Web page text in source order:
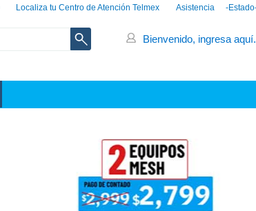
Asistencia
Localiza tu Centro de Atención Telmex
Bienvenido, ingresa aquí.